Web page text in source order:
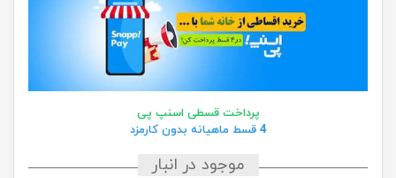
پرداخت قسطی اسنپ پی
4 قسط ماهیانه بدون کارمزد
موجود در انبار